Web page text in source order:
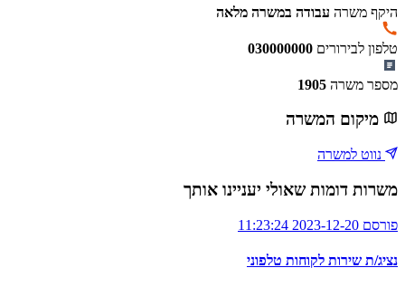
היקף משרה עבודה במשרה מלאה
טלפון לבירורים 030000000
מספר משרה 1905
מיקום המשרה
נווט למשרה
משרות דומות שאולי יעניינו אותך
פורסם 2023-12-20 11:23:24
נציג/ת שירות לקוחות טלפוני